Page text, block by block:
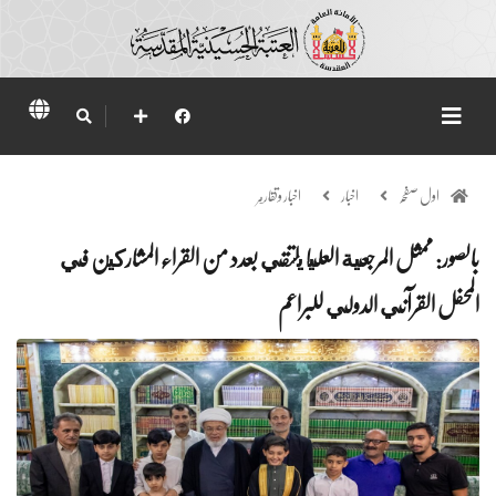
اول صفحہ اخبار اخبار وتقارير
بالصور: ممثل المرجعية العليا يلتقي بعدد من القراء المشاركين في
المحفل القرآني الدولي للبراعم